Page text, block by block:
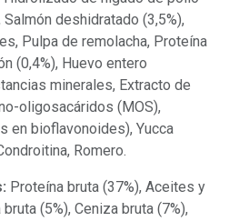
deshidratado (3,5%),
Pulpa de remolacha, Proteína
(0,4%), Huevo entero
minerales, Extracto de
oligosacáridos (MOS),
en bioflavonoides), Yucca
Romero.
Proteína bruta (37%), Aceites y
(5%), Ceniza bruta (7%),